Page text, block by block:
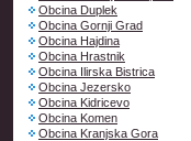
Obcina Duplek
Obcina Gornji Grad
Obcina Hajdina
Obcina Hrastnik
Obcina Ilirska Bistrica
Obcina Jezersko
Obcina Kidricevo
Obcina Komen
Obcina Kranjska Gora